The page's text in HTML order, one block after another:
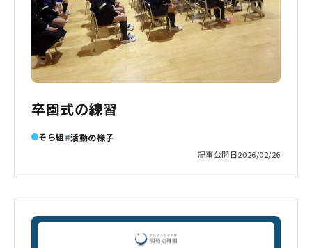
卒園式の練習
そら組 活動の様子
記事公開日2026/02/26